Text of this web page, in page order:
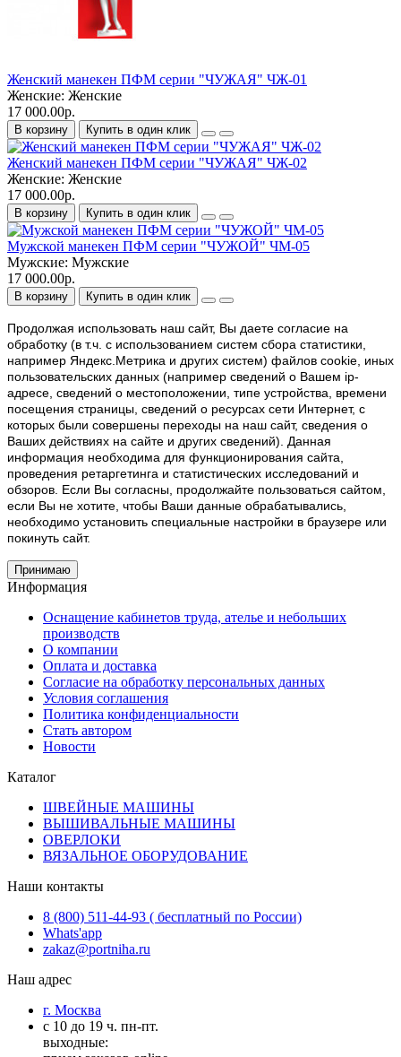
Женский манекен ПФМ серии "ЧУЖАЯ" ЧЖ-01
Женские: Женские
17 000.00р.
В корзину Купить в один клик
Женский манекен ПФМ серии "ЧУЖАЯ" ЧЖ-02
Женские: Женские
17 000.00р.
В корзину Купить в один клик
Мужской манекен ПФМ серии "ЧУЖОЙ" ЧМ-05
Мужские: Мужские
17 000.00р.
В корзину Купить в один клик
Продолжая использовать наш cайт, Вы даете согласие на
обработку (в т.ч. с использованием систем сбора статистики,
например Яндекс.Метрика и других систем) файлов cookie, иных
пользовательских данных (например сведений о Вашем ip-
адресе, сведений о местоположении, типе устройства, времени
посещения страницы, сведений о ресурсах сети Интернет, с
которых были совершены переходы на наш сайт, сведения о
Ваших действиях на сайте и других сведений). Данная
информация необходима для функционирования сайта,
проведения ретаргетинга и статистических исследований и
обзоров. Если Вы согласны, продолжайте пользоваться сайтом,
если Вы не хотите, чтобы Ваши данные обрабатывались,
необходимо установить специальные настройки в браузере или
покинуть сайт.
Принимаю
Информация
Оснащение кабинетов труда, ателье и небольших
производств
О компании
Оплата и доставка
Согласие на обработку персональных данных
Условия соглашения
Политика конфиденциальности
Стать автором
Новости
Каталог
ШВЕЙНЫЕ МАШИНЫ
ВЫШИВАЛЬНЫЕ МАШИНЫ
ОВЕРЛОКИ
ВЯЗАЛЬНОЕ ОБОРУДОВАНИЕ
Наши контакты
8 (800) 511-44-93 ( бесплатный по России)
Whats'app
zakaz@portniha.ru
Наш адрес
г. Москва
с 10 до 19 ч. пн-пт.
выходные: